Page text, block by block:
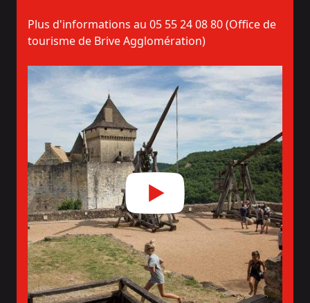
Plus d'informations au 05 55 24 08 80 (Office de
tourisme de Brive Agglomération)